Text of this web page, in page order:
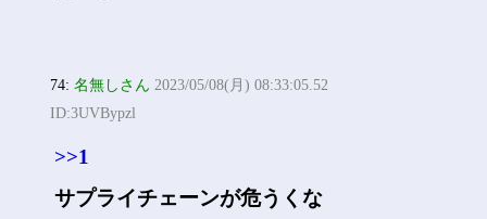
74:名無しさん 2023/05/08(月) 08:33:05.52
ID:3UVBypzl
>>1
サプライチェーンが危うくな